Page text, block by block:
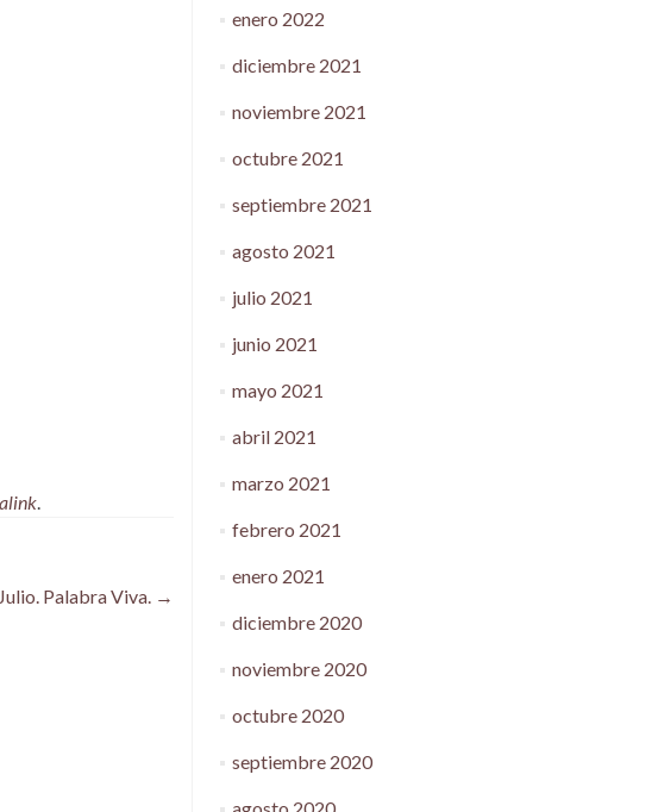
.
Palabra Viva. →
enero 2022
diciembre 2021
noviembre 2021
octubre 2021
septiembre 2021
agosto 2021
julio 2021
junio 2021
mayo 2021
abril 2021
marzo 2021
febrero 2021
enero 2021
diciembre 2020
noviembre 2020
octubre 2020
septiembre 2020